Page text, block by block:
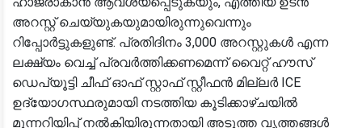
അറസ്റ്റ് ചെയ്യുകയുമായിരുന്നുവെന്നും
റിപ്പോർട്ടുകളുണ്ട്. പ്രതിദിനം 3,000 അറസ്റ്റുകൾ എന്ന
ലക്ഷ്യം വെച്ച് പ്രവർത്തിക്കണമെന്ന് വൈറ്റ് ഹൗസ്
ഡെപ്യൂട്ടി ചീഫ് ഓഫ് സ്റ്റാഫ് സ്റ്റീഫൻ മില്ലർ ICE
ഉദ്യോഗസ്ഥരുമായി നടത്തിയ കൂടിക്കാഴ്ചയിൽ
മുന്നറിയിപ്പ് നൽകിയിരുന്നതായി അടുത്ത വൃത്തങ്ങൾ